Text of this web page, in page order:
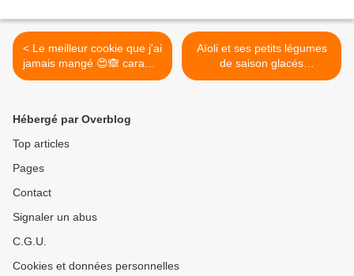
< Le meilleur cookie que j'ai
jamais mangé 😍🙈 caramel
coulant tu me tues !!!
@Le Meurice
Aïoli et ses petits légumes
de saison glacés
@lesfablesdelafontaine
Hébergé par Overblog
Top articles
Pages
Contact
Signaler un abus
C.G.U.
Cookies et données personnelles